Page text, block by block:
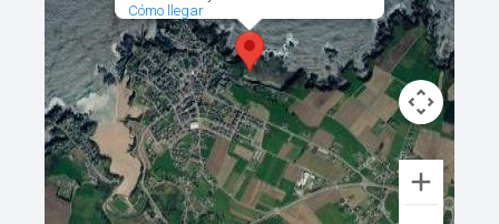
Cómo llegar